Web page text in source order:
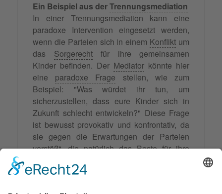
Ein Beispiel aus derTrennungsmediation
In einer Trennungsmediation kann eine
paradoxe Intervention eingesetzt werden,
wenn die Parteien sich in einem Konflikt um
das Sorgerechtfür ihre gemeinsamen
Kinder befinden. Der Mediator könnte hier
eine paradoxe Frage stellen, wie zum
Beispiel: "Was würdet ihr tun, um
sicherzustellen, dass eure Kinder sich in
Zukunft schlecht entwickeln?" Diese Frage
ist bewusst provokativ und konfrontativ, da
sie gegen die Erwartungen der Parteien
verstößt, die natürlich das Beste für ihre
die Parteien dazu gebracht, über ihre